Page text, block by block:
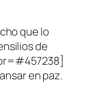
que lo
de
en paz.